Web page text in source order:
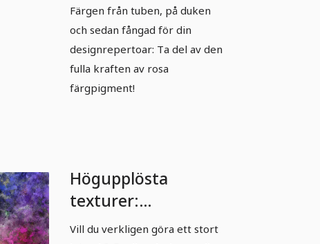
Färgen från tuben, på duken
och sedan fångad för din
designrepertoar: Ta del av den
fulla kraften av rosa
färgpigment!
Högupplösta
texturer:
oljepenseldrag i
Vill du verkligen göra ett stort